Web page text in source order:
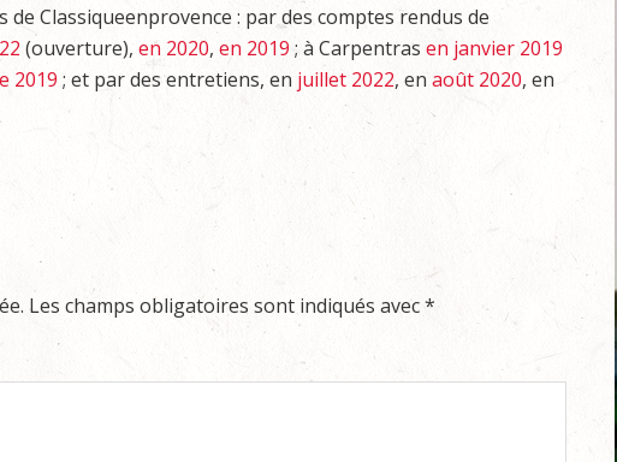
Classiqueenprovence : par des comptes rendus de
(ouverture), en 2020, en 2019 ; à Carpentras en janvier 2019
2019 ; et par des entretiens, en juillet 2022, en août 2020, en
Les champs obligatoires sont indiqués avec*